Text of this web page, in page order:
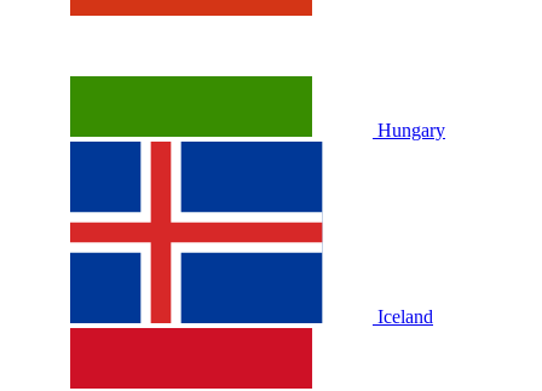
Hungary
Iceland